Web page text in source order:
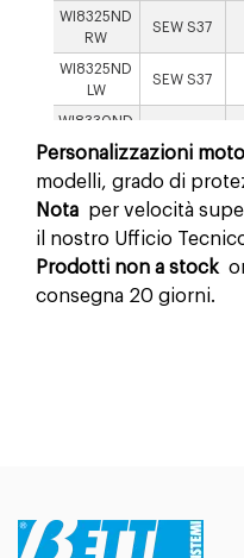
WI8325ND
RW
SEW S37
WI8325ND
LW
SEW S37
WI8330ND
WI8330ND
LW
SEW S37
RW
SEW S37
WI8340ND
LW
SEW S37
Personalizzazioni
modelli, grado di
Nota per velocità
il nostro Ufficio
Prodotti non a stock
consegna 20 giorni.